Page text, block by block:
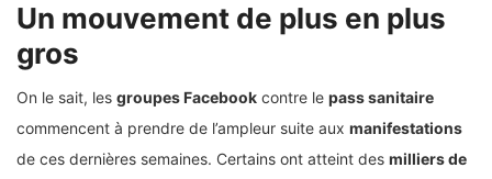
Un mouvement de plus en plus
gros
On le sait, les groupes Facebook contre le pass sanitaire
commencent à prendre de l’ampleur suite aux manifestations
de ces dernières semaines. Certains ont atteint des milliers de